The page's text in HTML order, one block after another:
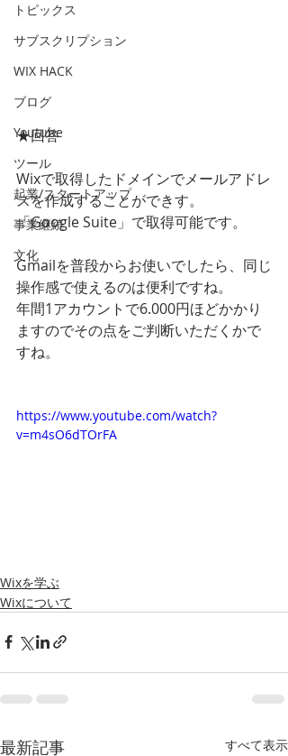
トピックス
サブスクリプション
WIX HACK
ブログ
Youtube
ツール
起業/スタートアップ
事業継続
文化
★回答
Wixで取得したドメインでメールアドレ
スを作成することができす。
「Google Suite」で取得可能です。
Gmailを普段からお使いでしたら、同じ
操作感で使えるのは便利ですね。
年間1アカウントで6.000円ほどかかり
ますのでその点をご判断いただくかで
すね。
https://www.youtube.com/watch?
v=m4sO6dTOrFA
Wixを学ぶ
Wixについて
最新記事 すべて表示